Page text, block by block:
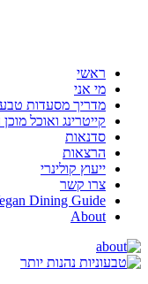
ראשי
מי אני
מדריך מסעדות
קייטרינג ואוכל
סדנאות
הרצאות
ייעוץ קולינרי
צרו קשר
Dining Guide
About